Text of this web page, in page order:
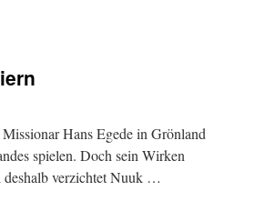
Hans Egede in Grönland
spielen. Doch sein Wirken
deshalb verzichtet Nuuk …